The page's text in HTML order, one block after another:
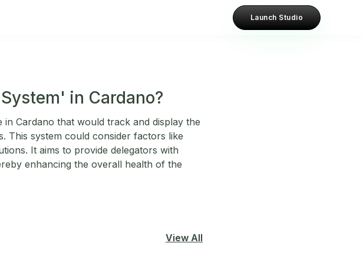
Launch Studio
in Cardano?
Cardano that would track and display the
This system could consider factors like
It aims to provide delegators with
enhancing the overall health of the
View All